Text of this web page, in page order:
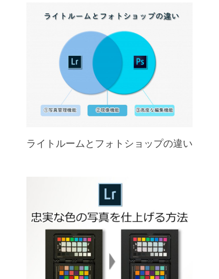
ライトルームとフォトショップの違い